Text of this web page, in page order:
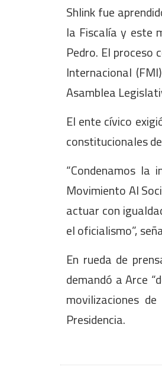
Shlink fue
la Fiscalía y este
Pedro. El
Internacional
Asamblea
El ente cívico
constitucionales
“Condenamos la
Movimiento Al
actuar con
el oficialismo”,
En rueda de
demandó a Arce
movilizaciones
Presidencia.